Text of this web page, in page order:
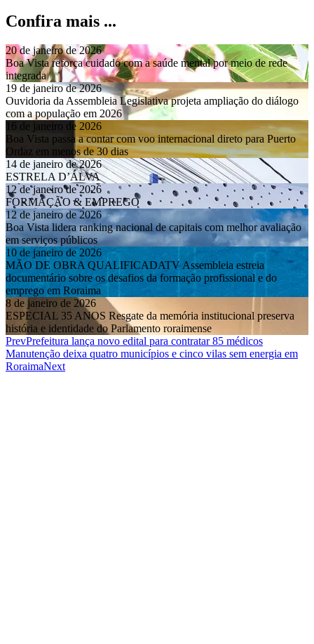
Confira mais ...
20 de janeiro de 2026
Boa Vista reforça cuidado com a saúde mental por meio de rede
integrada
19 de janeiro de 2026
Ouvidoria da Assembleia Legislativa projeta ampliação do diálogo
com a população em 2026
16 de janeiro de 2026
Boa Vista passa a contar com voo internacional direto para Puerto
Ordaz em menos de 30 dias
14 de janeiro de 2026
ESTRELA D’ÁLVA
12 de janeiro de 2026
FORMAÇÃO & EMPREGO
12 de janeiro de 2026
Boa Vista lidera ranking nacional de capitais com melhor avaliação
em serviços públicos
10 de janeiro de 2026
MÃO DE OBRA QUALIFICADATV Assembleia estreia
documentário sobre os desafios da formação profissional e do
emprego em Roraima
8 de janeiro de 2026
ESPECIAL 35 ANOS Resgate da memória institucional preserva
história e identidade do Parlamento roraimense
PrevPrefeitura lança novo edital para contratar 85 médicos
Manutenção deixa quatro municípios e cinco vilas sem energia em
RoraimaNext